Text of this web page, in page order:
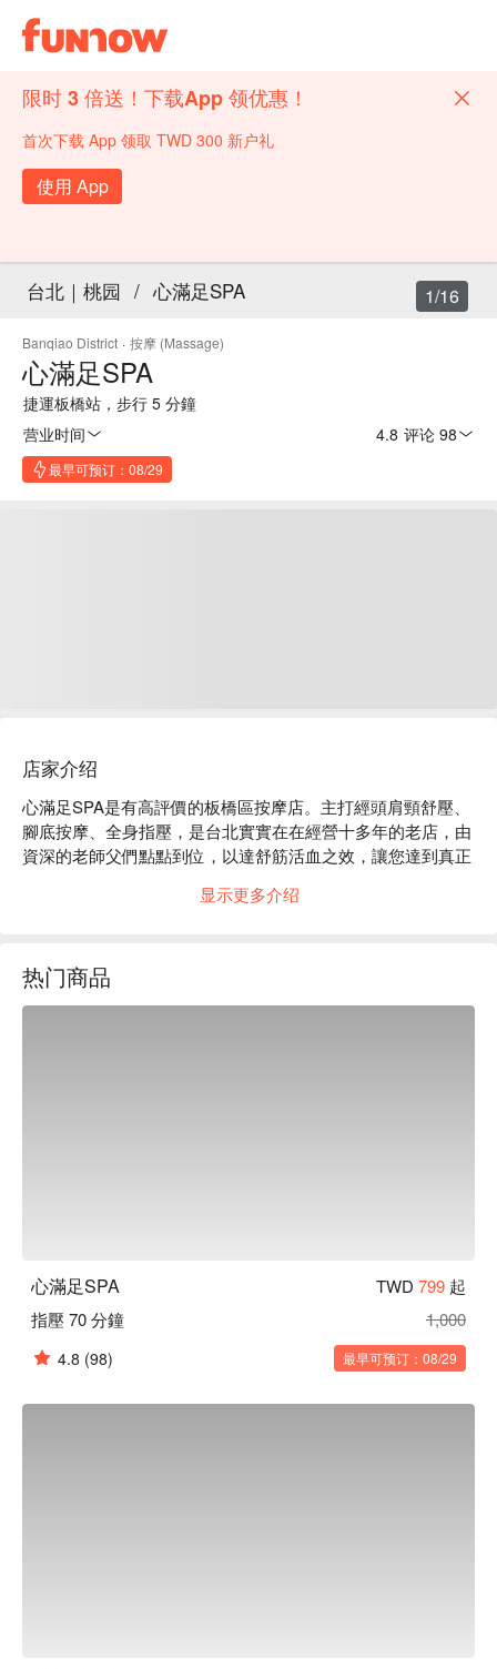
限时 3 倍送！下载App 领优惠！
首次下载 App 领取 TWD 300 新户礼
使用 App
台北｜桃园 / 心滿足SPA
Banqiao District · 按摩 (Massage)
心滿足SPA
捷運板橋站，步行 5 分鐘
营业时间
4.8 评论 98
最早可预订：08/29
1/16
店家介绍
心滿足SPA是有高評價的板橋區按摩店。主打經頭肩頸舒壓、
腳底按摩、全身指壓，是台北實實在在經營十多年的老店，由
資深的老師父們點點到位，以達舒筋活血之效，讓您達到真正
心滿足SPA評價：Google 4.6 星
心滿足SPA預約、心滿足SPA價格、心滿足SPA優惠立刻查看
⬇︎
显示更多介绍
热门商品
心滿足SPA TWD 799 起
指壓 70 分鐘
1,000
4.8 (98) 最早可预订：08/29